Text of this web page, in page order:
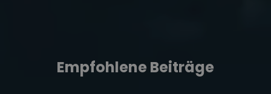
Empfohlene Beiträge